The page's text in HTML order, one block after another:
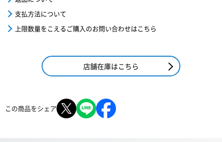
支払方法について
上限数量をこえるご購入のお問い合わせはこちら
店舗在庫はこちら
この商品をシェア